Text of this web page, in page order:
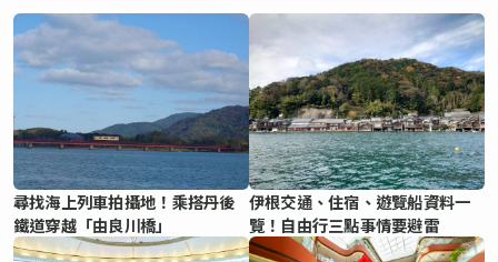
尋找海上列車拍攝地！乘搭丹後
鐵道穿越「由良川橋」
伊根交通、住宿、遊覽船資料一
覽！自由行三點事情要避雷